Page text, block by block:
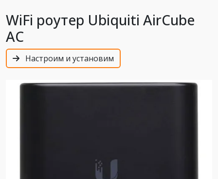
WiFi роутер Ubiquiti AirCube
AC
Настроим и установим